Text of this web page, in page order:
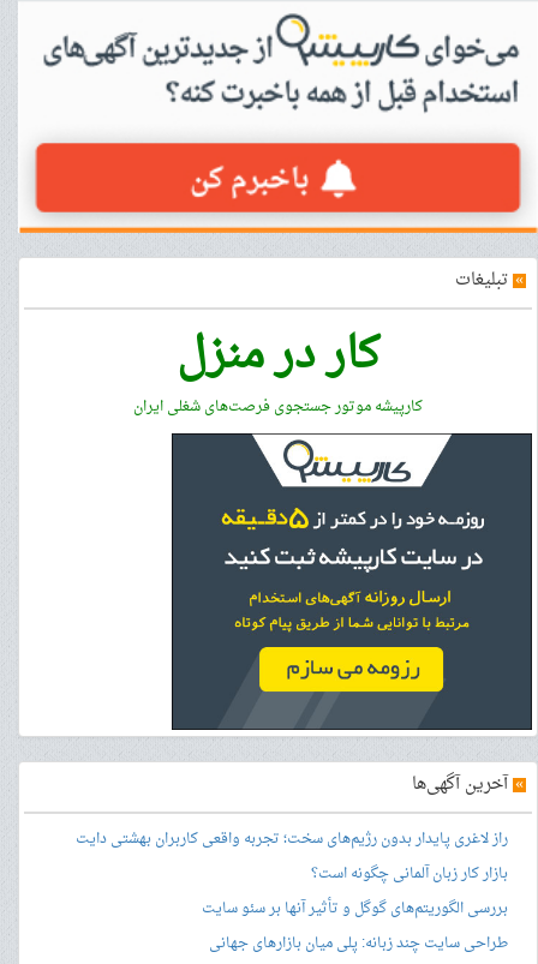
» تبلیغات
کار در منزل
کارپیشه موتور جستجوی فرصت‌های شغلی ایران
»آخرین آگهی‌ها
راز لاغری پایدار بدون رژیم‌های سخت؛ تجربه واقعی کاربران بهشتی دایت
بازار کار زبان آلمانی چگونه است؟
بررسی الگوریتم‌های گوگل و تأثیر آنها بر سئو سایت
طراحی سایت چند زبانه: پلی میان بازارهای جهانی